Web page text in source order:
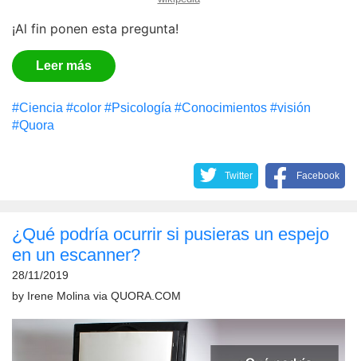
¡Al fin ponen esta pregunta!
Leer más
#Сiencia #color #Psicología #Conocimientos #visión
#Quora
Twitter Facebook
¿Qué podría ocurrir si pusieras un espejo
en un escanner?
28/11/2019
by Irene Molina via QUORA.COM